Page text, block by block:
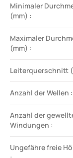
Minimaler
(mm) :
Maximaler
(mm) :
Leiterquerschnitt
Anzahl der Wellen :
Anzahl der
Windungen :
Ungefähre freie